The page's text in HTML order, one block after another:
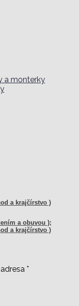
a monterky
a krajčírstvo )
a obuvou );
a krajčírstvo )
*